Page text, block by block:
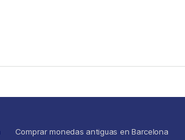
Comprar monedas antiguas en Barcelona